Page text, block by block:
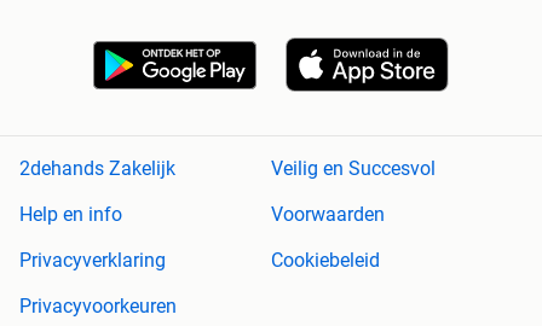
2dehands Zakelijk
Veilig en Succesvol
Help en info
Voorwaarden
Privacyverklaring
Cookiebeleid
Privacyvoorkeuren